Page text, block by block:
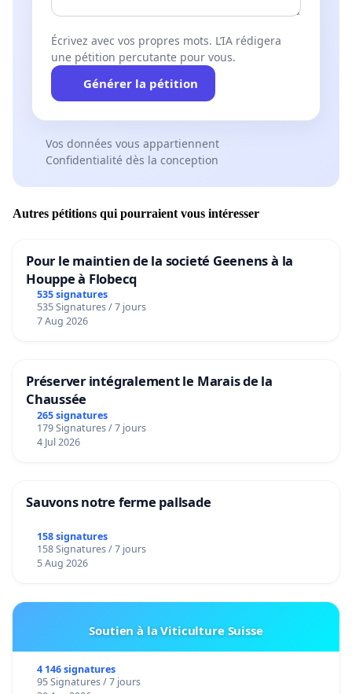
Écrivez avec vos propres mots. L’IA rédigera
une pétition percutante pour vous.
Générer la pétition
Vos données vous appartiennent
Confidentialité dès la conception
Autres pétitions qui pourraient vous intéresser
Pour le maintien de la societé Geenens à la
Houppe à Flobecq
535 signatures
535 Signatures / 7 jours
7 Aug 2026
Préserver intégralement le Marais de la
Chaussée
265 signatures
179 Signatures / 7 jours
4 Jul 2026
Sauvons notre ferme pallsade
158 signatures
158 Signatures / 7 jours
5 Aug 2026
Soutien à la Viticulture Suisse
4 146 signatures
95 Signatures / 7 jours